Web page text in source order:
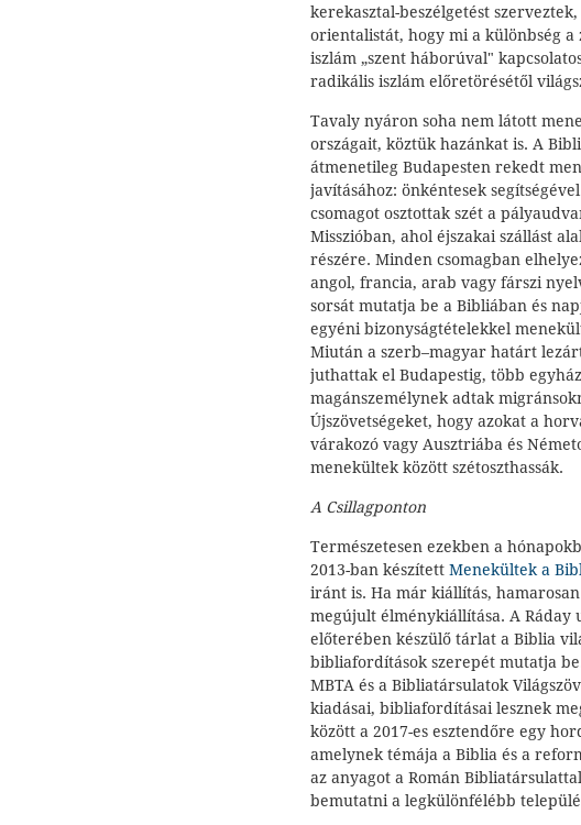
kerekasztal-beszélgetést
orientalistát, hogy mi a különbség a
iszlám „szent háborúval"
radikális iszlám előretörésétől
Tavaly nyáron soha nem látott
országait, köztük hazánkat is. A
átmenetileg Budapesten rekedt
javításához: önkéntesek
csomagot osztottak szét a
Misszióban, ahol éjszakai szállást
részére. Minden csomagban
angol, francia, arab vagy fárszi
sorsát mutatja be a Bibliában és
egyéni bizonyságtételekkel
Miután a szerb–magyar határt
juthattak el Budapestig, több
magánszemélynek adtak
Újszövetségeket, hogy azokat a
várakozó vagy Ausztriába és
menekültek között szétoszthassák.
A Csillagponton
Természetesen ezekben a
2013-ban készített Menekültek a
iránt is. Ha már kiállítás,
megújult élménykiállítása. A Ráday
előterében készülő tárlat a Biblia
bibliafordítások szerepét mutatja
MBTA és a Bibliatársulatok
kiadásai, bibliafordításai lesznek
között a 2017-es esztendőre egy
amelynek témája a Biblia és a
az anyagot a Román
bemutatni a legkülönfélébb